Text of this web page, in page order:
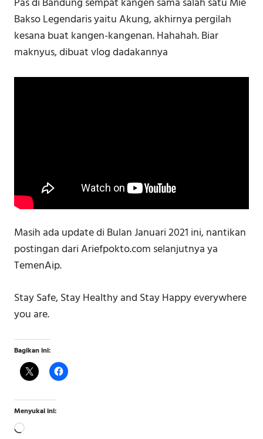
Bakso Legendaris yaitu Akung, akhirnya pergilah
kesana buat kangen-kangenan. Hahahah. Biar
maknyus, dibuat vlog dadakannya
Masih ada update di Bulan Januari 2021 ini, nantikan
postingan dari Ariefpokto.com selanjutnya ya
TemenAip.
Stay Safe, Stay Healthy and Stay Happy everywhere
you are.
Bagikan ini:
Menyukai ini:
Memuat...